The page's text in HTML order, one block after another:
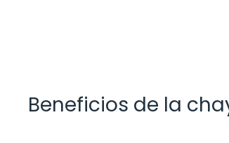
Beneficios de la